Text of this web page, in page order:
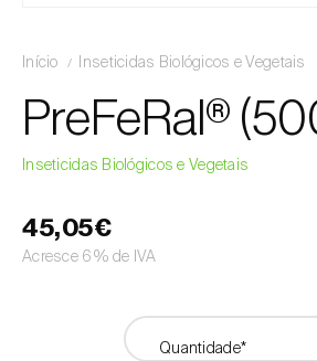
Início Inseticidas Biológicos e Vegetais
PreFeRal®
Inseticidas Biológicos e Vegetais
45,05€
Acresce 6% de IVA
Quantidade*